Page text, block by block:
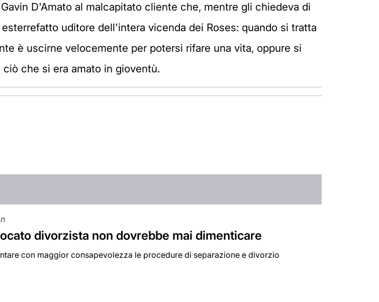
D'Amato al malcapitato cliente che, mentre gli chiedeva di
uditore dell'intera vicenda dei Roses: quando si tratta
è uscirne velocemente per potersi rifare una vita, oppure si
che si era amato in gioventù.
divorzista non dovrebbe mai dimenticare
con maggior consapevolezza le procedure di separazione e divorzio